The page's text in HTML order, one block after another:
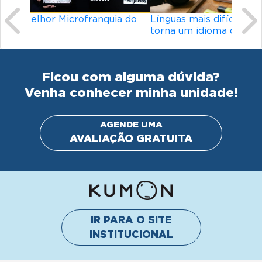
Línguas mais difíceis do mundo: o que
torna um idioma desafiador?
Ficou com alguma dúvida?
Venha conhecer minha unidade!
AGENDE UMA
AVALIAÇÃO GRATUITA
IR PARA O SITE
INSTITUCIONAL